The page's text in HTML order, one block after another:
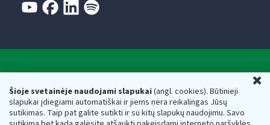
Šioje svetainėje naudojami slapukai(angl. cookies). Būtinieji
slapukai įdiegiami automatiškai ir jiems nėra reikalingas Jūsų
sutikimas. Taip pat galite sutikti ir su kitų slapukų naudojimu. Savo
Respublikos finansų ministerijos
Biudžetinė įstaiga. Juridinio asmens kodas — 188659752,
adresas: Vasario 16-osios g. 14, 01107 Vilnius, Lietuva, el.paštas: